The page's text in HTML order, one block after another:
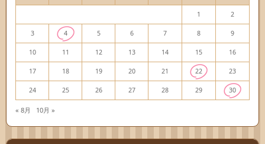
1 2
3 4 5 6 7 8 9
10 11 12 13 14 15 16
17 18 19 20 21 22 23
24 25 26 27 28 29 30
« 8月 10月 »